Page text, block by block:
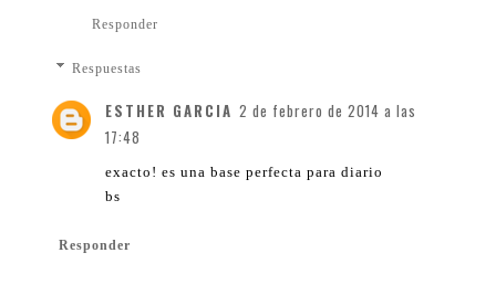
Responder
Respuestas
ESTHER GARCIA 2 de febrero de 2014 a las
17:48
exacto! es una base perfecta para diario
bs
Responder